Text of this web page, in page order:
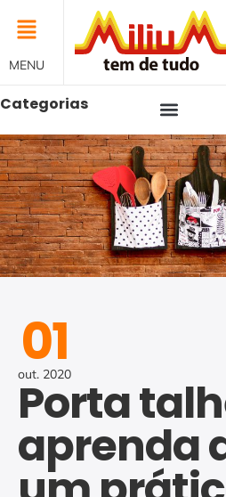
MENU
Categorias
01
out. 2020
Porta
aprenda